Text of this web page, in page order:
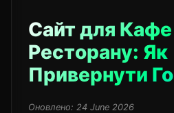
Сайт для Кафе
Ресторану: Як
Привернути
Оновлено: 24 June 2026